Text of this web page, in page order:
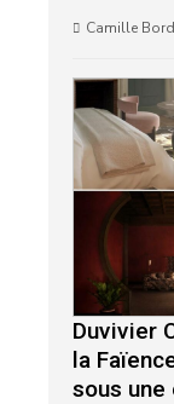
Camille
Duvivier
la
sous une